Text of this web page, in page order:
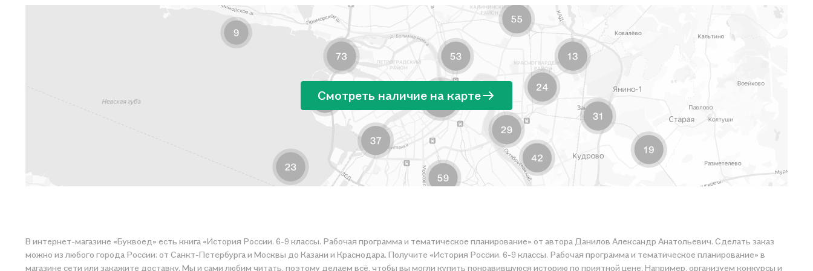
Смотреть наличие на карте
В интернет-магазине «Буквоед» есть книга «История России. 6-9 классы. Рабочая программа и тематическое планирование» от автора Данилов Александр Анатольевич. Сделать заказ
можно из любого города России: от Санкт-Петербурга и Москвы до Казани и Краснодара. Получите «История России. 6-9 классы. Рабочая программа и тематическое планирование» в
магазине сети или закажите доставку. Мы и сами любим читать, поэтому делаем всё, чтобы вы могли купить понравившуюся историю по приятной цене. Например, организуем конкурсы и